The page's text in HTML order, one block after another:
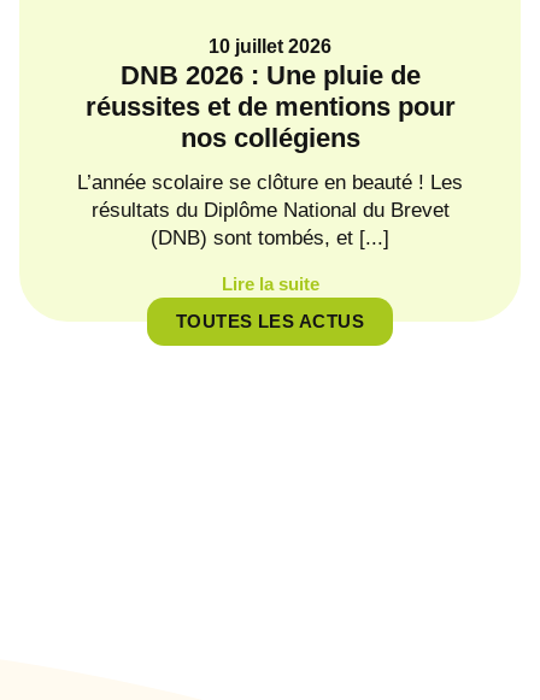
10 juillet 2026
DNB 2026 : Une pluie de
réussites et de mentions pour
nos collégiens
L’année scolaire se clôture en beauté ! Les
résultats du Diplôme National du Brevet
(DNB) sont tombés, et [...]
Lire la suite
TOUTES LES ACTUS